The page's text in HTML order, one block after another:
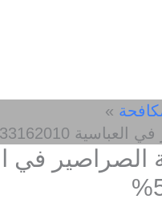
خصم 50%
الصراصير في